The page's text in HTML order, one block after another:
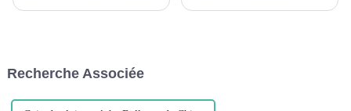
Recherche Associée